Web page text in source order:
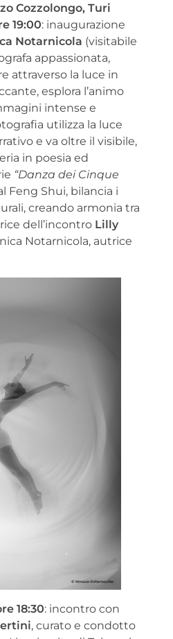
Cozzolongo, Turi
19:00: inaugurazione
Notarnicola (visitabile
appassionata,
attraverso la luce in
esplora l’animo
intense e
utilizza la luce
e va oltre il visibile,
in poesia ed
“Danza dei Cinque
Feng Shui, bilancia i
creando armonia tra
dell’incontro Lilly
Notarnicola, autrice
18:30: incontro con
, curato e condotto